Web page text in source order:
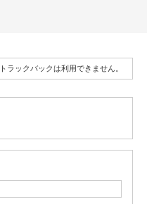
トラックバックは利用できません。